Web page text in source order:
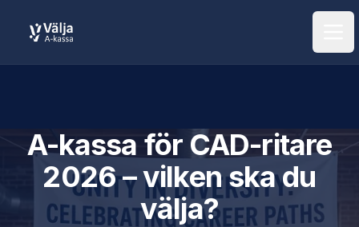
A-kassa för CAD-ritare
2026 – vilken ska du
välja?